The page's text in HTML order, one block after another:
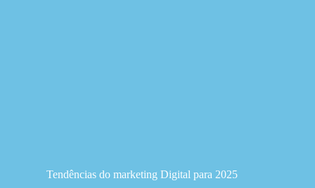
Tendências do marketing Digital para 2025